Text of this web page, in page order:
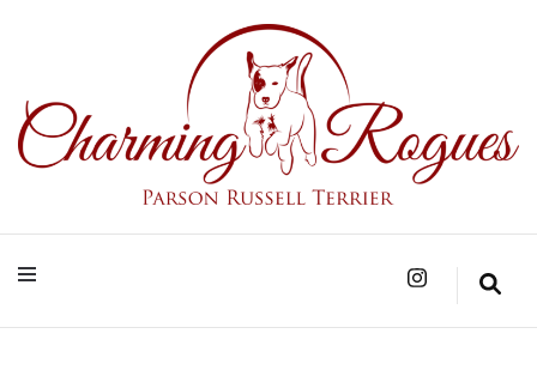
Charming Rogues